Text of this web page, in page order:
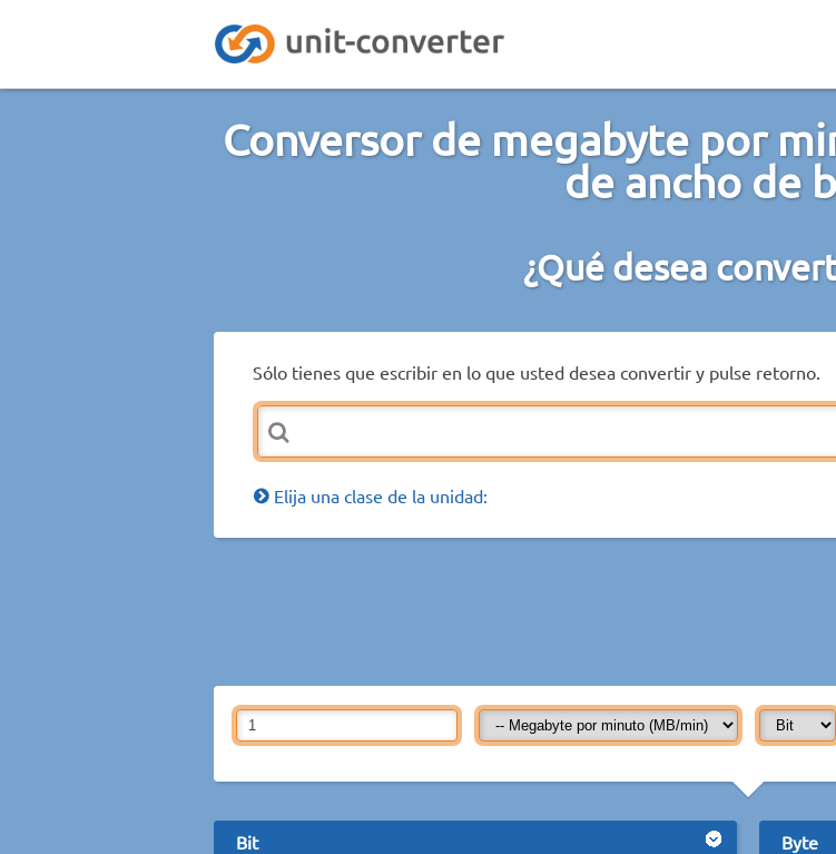
Conversor de megabyte por
de ancho de
¿Qué desea
Sólo tienes que escribir en lo que usted desea convertir y pulse retorno.
Elija una clase de la unidad:
Bit Byte